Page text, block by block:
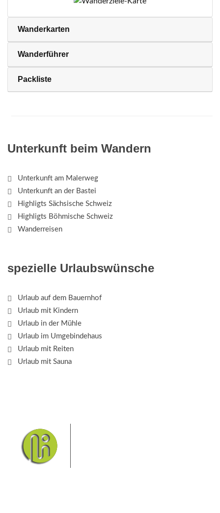
Wanderkarten
Wanderführer
Packliste
Unterkunft beim Wandern
Unterkunft am Malerweg
Unterkunft an der Bastei
Highligts Sächsische Schweiz
Highligts Böhmische Schweiz
Wanderreisen
spezielle Urlaubswünsche
Urlaub auf dem Bauernhof
Urlaub mit Kindern
Urlaub in der Mühle
Urlaub im Umgebindehaus
Urlaub mit Reiten
Urlaub mit Sauna